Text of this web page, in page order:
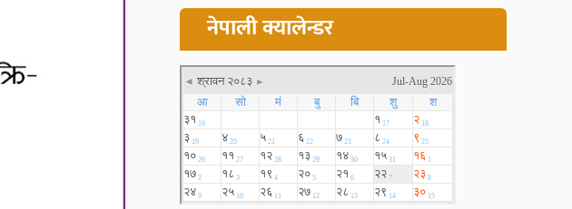
नेपाली क्यालेन्डर